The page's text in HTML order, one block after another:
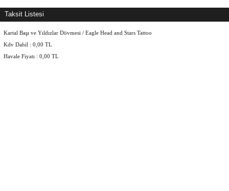
Taksit Listesi
Kartal Başı ve Yıldızlar Dövmesi / Eagle Head and Stars Tattoo
Kdv Dahil : 0,00 TL
Havale Fiyatı : 0,00 TL